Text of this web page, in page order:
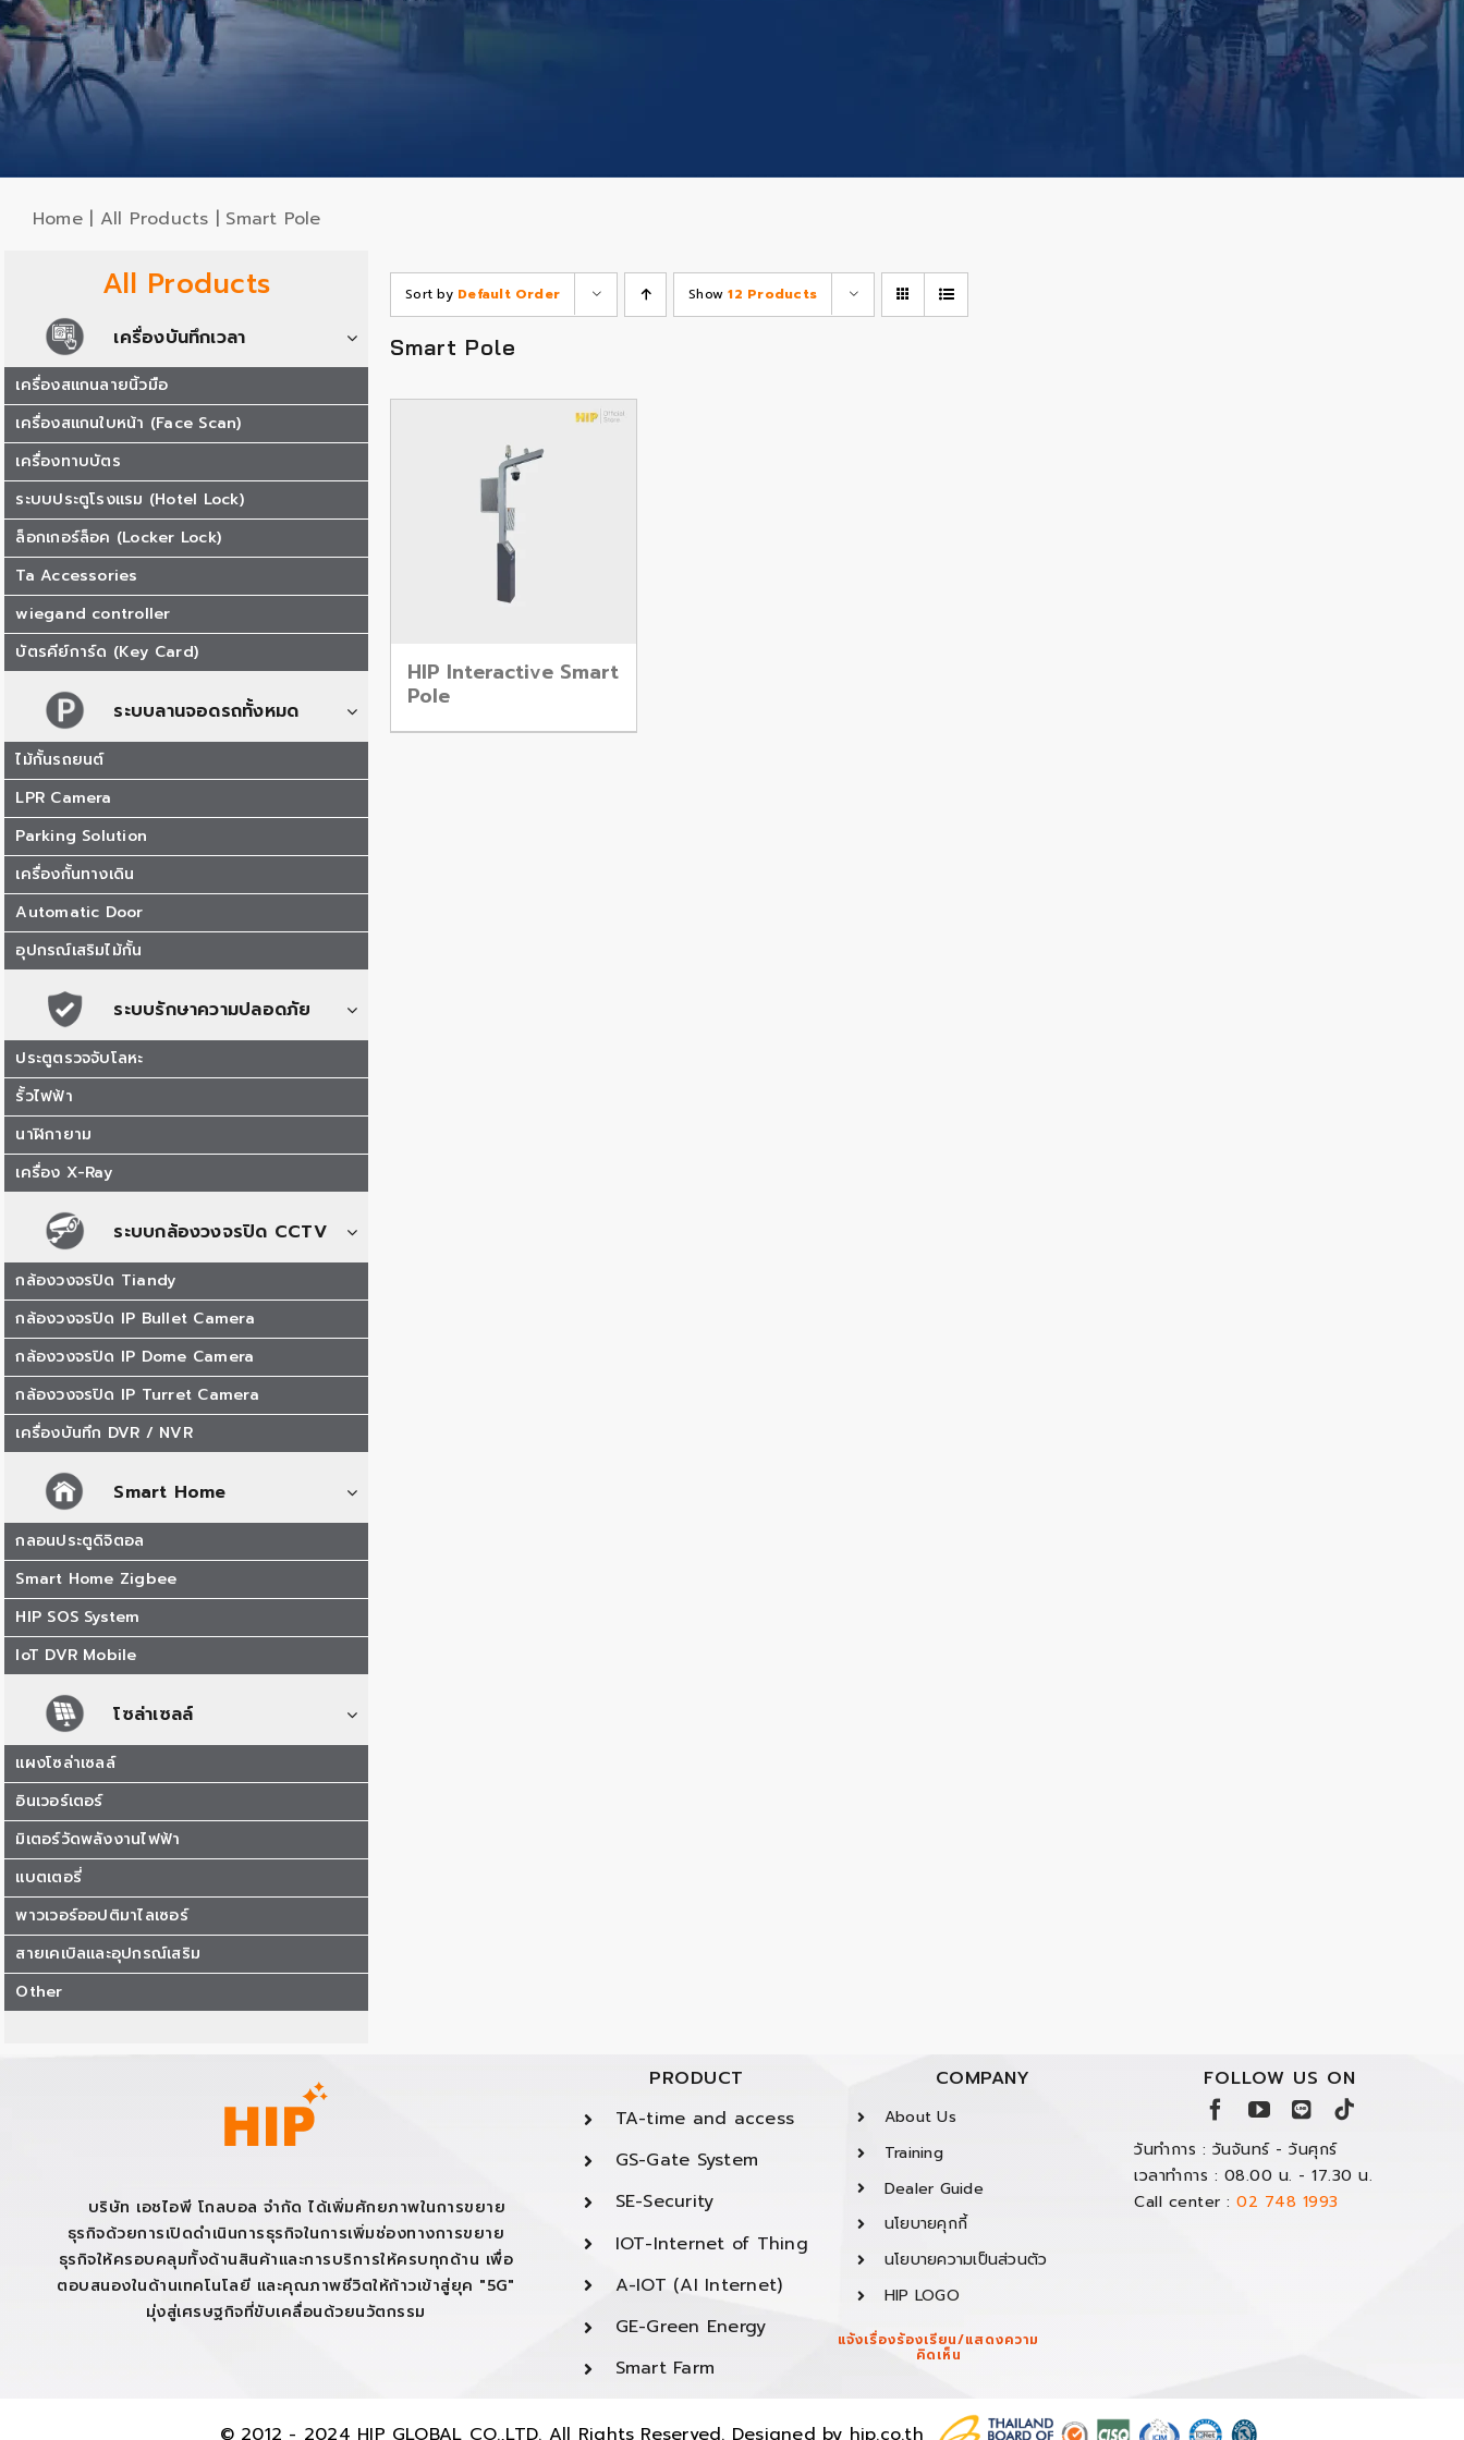
Home| All Products | Smart Pole
All Products
เครื่องบันทึกเวลา
เครื่องสแกนลายนิ้วมือ
เครื่องสแกนใบหน้า (Face Scan)
เครื่องทาบบัตร
ระบบประตูโรงแรม (Hotel Lock)
ล็อกเกอร์ล็อค (Locker Lock)
Ta Accessories
wiegand controller
บัตรคีย์การ์ด (Key Card)
ระบบลานจอดรถทั้งหมด
ไม้กั้นรถยนต์
LPR Camera
Parking Solution
เครื่องกั้นทางเดิน
Automatic Door
อุปกรณ์เสริมไม้กั้น
ระบบรักษาความปลอดภัย
ประตูตรวจจับโลหะ
รั้วไฟฟ้า
นาฬิกายาม
เครื่อง X-Ray
ระบบกล้องวงจรปิด CCTV
กล้องวงจรปิด Tiandy
กล้องวงจรปิด IP Bullet Camera
กล้องวงจรปิด IP Dome Camera
กล้องวงจรปิด IP Turret Camera
เครื่องบันทึก DVR / NVR
Smart Home
กลอนประตูดิจิตอล
Smart Home Zigbee
HIP SOS System
IoT DVR Mobile
โซล่าเซลล์
แผงโซล่าเซลล์
อินเวอร์เตอร์
มิเตอร์วัดพลังงานไฟฟ้า
แบตเตอรี่
พาวเวอร์ออปติมาไลเซอร์
สายเคเบิลและอุปกรณ์เสริม
Other
Sort by Default Order Show12 Products
Smart Pole
HIP Interactive Smart
Pole
บริษัท เอชไอพี โกลบอล จำกัด ได้เพิ่มศักยภาพในการขยาย
ธุรกิจด้วยการเปิดดำเนินการธุรกิจในการเพิ่มช่องทางการขยาย
ธุรกิจให้ครอบคลุมทั้งด้านสินค้าและการบริการให้ครบทุกด้าน เพื่อ
ตอบสนองในด้านเทคโนโลยี และคุณภาพชีวิตให้ก้าวเข้าสู่ยุค "5G"
มุ่งสู่เศรษฐกิจที่ขับเคลื่อนด้วยนวัตกรรม
PRODUCT
TA-time and access
GS-Gate System
SE-Security
IOT-Internet of Thing
A-IOT (AI Internet)
GE-Green Energy
Smart Farm
COMPANY
About Us
Training
Dealer Guide
นโยบายคุกกี้
นโยบายความเป็นส่วนตัว
HIP LOGO
แจ้งเรื่องร้องเรียน/แสดงความ
คิดเห็น
FOLLOW US ON
วันทำการ : วันจันทร์ - วันศุกร์
เวลาทำการ : 08.00 น. - 17.30 น.
Call center :02 748 1993
© 2012 - 2024 HIP GLOBAL CO.,LTD. All Rights Reserved. Designed by hip.co.th